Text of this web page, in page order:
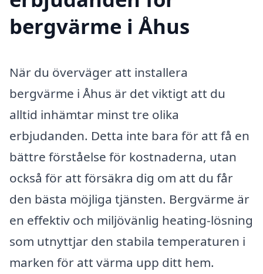
bergvärme i Åhus
När du överväger att installera
bergvärme i Åhus är det viktigt att du
alltid inhämtar minst tre olika
erbjudanden. Detta inte bara för att få en
bättre förståelse för kostnaderna, utan
också för att försäkra dig om att du får
den bästa möjliga tjänsten. Bergvärme är
en effektiv och miljövänlig heating-lösning
som utnyttjar den stabila temperaturen i
marken för att värma upp ditt hem.